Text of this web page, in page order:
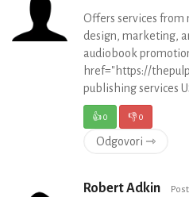
Offers services from
design, marketing,
audiobook
href="https://
publishing services
👍0 👎0
Odgovori ⇾
Robert Adkin